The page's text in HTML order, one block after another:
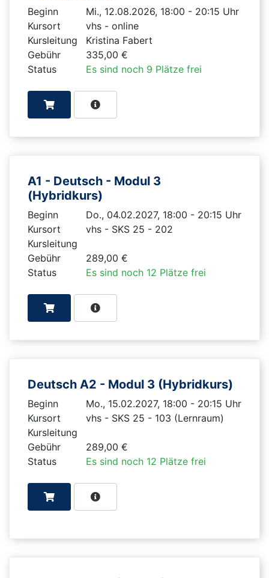
Beginn
Mi., 12.08.2026, 18:00 - 20:15 Uhr
Kursort
vhs - online
Kursleitung
Kristina Fabert
Gebühr
335,00 €
Status
Es sind noch 9 Plätze frei
A1 - Deutsch - Modul 3
(Hybridkurs)
Beginn
Do., 04.02.2027, 18:00 - 20:15 Uhr
Kursort
vhs - SKS 25 - 202
Kursleitung
Gebühr
289,00 €
Status
Es sind noch 12 Plätze frei
Deutsch A2 - Modul 3 (Hybridkurs)
Beginn
Mo., 15.02.2027, 18:00 - 20:15 Uhr
Kursort
vhs - SKS 25 - 103 (Lernraum)
Kursleitung
Gebühr
289,00 €
Status
Es sind noch 12 Plätze frei